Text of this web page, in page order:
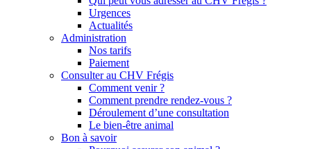
Urgences
Actualités
Administration
Nos tarifs
Paiement
Consulter au CHV Frégis
Comment venir ?
Comment prendre rendez-vous ?
Déroulement d’une consultation
Le bien-être animal
Bon à savoir